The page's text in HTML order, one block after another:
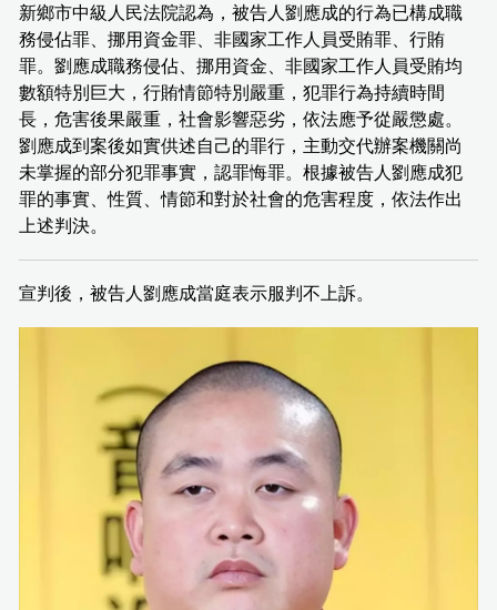
新鄉市中級人民法院認為，被告人劉應成的行為已構成職
務侵佔罪、挪用資金罪、非國家工作人員受賄罪、行賄
罪。劉應成職務侵佔、挪用資金、非國家工作人員受賄均
數額特別巨大，行賄情節特別嚴重，犯罪行為持續時間
長，危害後果嚴重，社會影響惡劣，依法應予從嚴懲處。
劉應成到案後如實供述自己的罪行，主動交代辦案機關尚
未掌握的部分犯罪事實，認罪悔罪。根據被告人劉應成犯
罪的事實、性質、情節和對於社會的危害程度，依法作出
上述判決。
宣判後，被告人劉應成當庭表示服判不上訴。